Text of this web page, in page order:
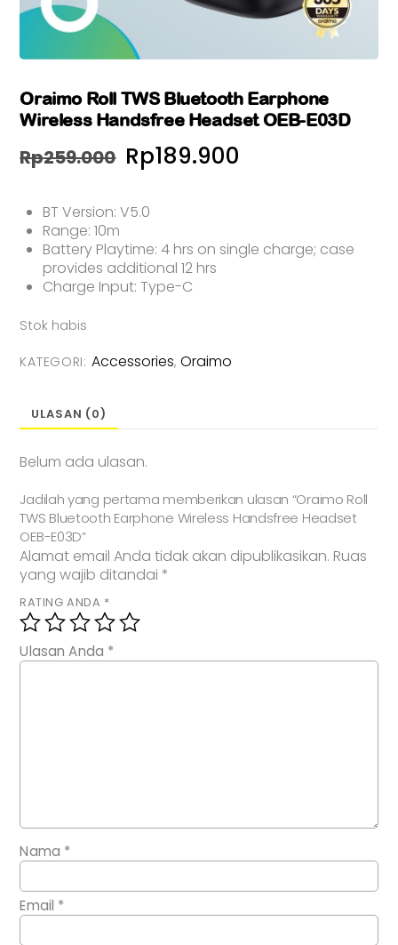
Oraimo Roll TWS Bluetooth Earphone
Wireless Handsfree Headset OEB-E03D
Rp259.000 Harga
adalah:
Rp259.000.
Rp189.900
adalah:
BT Version: V5.0
Range: 10m
Battery Playtime: 4 hrs on single charge; case
provides additional 12 hrs
Charge Input: Type-C
Stok habis
KATEGORI: Accessories,Oraimo
ULASAN (0)
Belum ada ulasan.
Jadilah yang pertama memberikan ulasan “Oraimo Roll
TWS Bluetooth Earphone Wireless Handsfree Headset
OEB-E03D”
Alamat email Anda tidak akan dipublikasikan. Ruas
yang wajib ditandai*
RATING ANDA *
Ulasan Anda *
Nama *
Email *